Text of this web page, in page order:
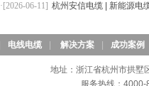
·[2026-06-11] 杭州安信电缆 | 新能源电
电线电缆 解决方案 成功案例
地址：浙江省杭州市拱
服务热线：